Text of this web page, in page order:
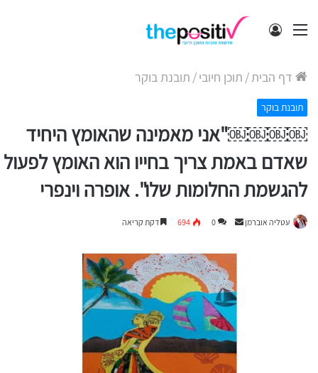
תפריט התחבר
דף הבית/ תוכן חיובי/ תובנת בוקר
תובנת בוקר
￼￼￼￼"אני מאמינה שהאומץ היחיד
שאדם באמת צריך בחייו הוא האומץ לפעול
להגשמת החלומות שלו". אופרה וינפרי
עטליה אוברמן
Send
email
0
694 דקת קריאה